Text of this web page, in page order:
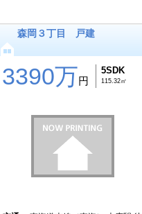
森岡３丁目 戸建
3390万円
5SDK
115.32㎡